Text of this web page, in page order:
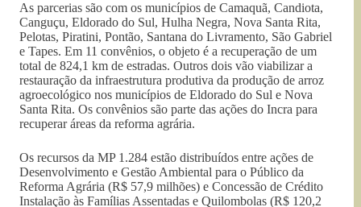
As parcerias são com os municípios de Camaquã, Candiota,
Canguçu, Eldorado do Sul, Hulha Negra, Nova Santa Rita,
Pelotas, Piratini, Pontão, Santana do Livramento, São Gabriel
e Tapes. Em 11 convênios, o objeto é a recuperação de um
total de 824,1 km de estradas. Outros dois vão viabilizar a
restauração da infraestrutura produtiva da produção de arroz
agroecológico nos municípios de Eldorado do Sul e Nova
Santa Rita. Os convênios são parte das ações do Incra para
recuperar áreas da reforma agrária.
Os recursos da MP 1.284 estão distribuídos entre ações de
Desenvolvimento e Gestão Ambiental para o Público da
Reforma Agrária (R$ 57,9 milhões) e Concessão de Crédito
Instalação às Famílias Assentadas e Quilombolas (R$ 120,2